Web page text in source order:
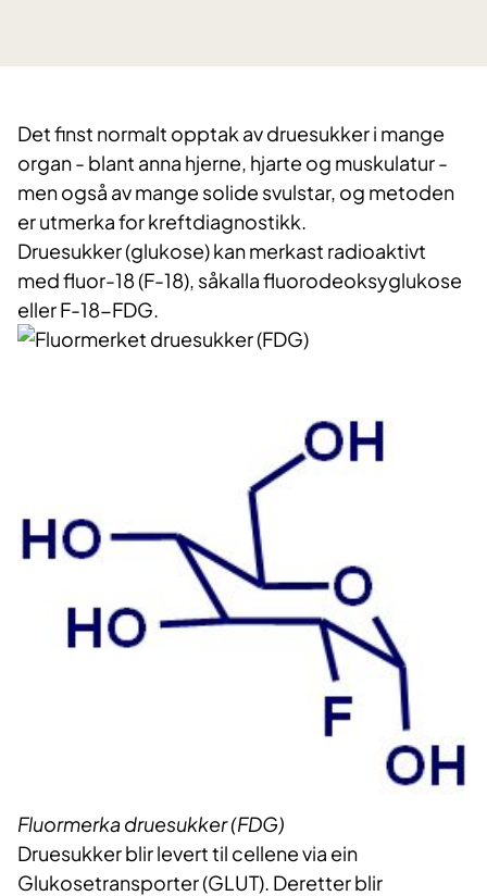
Det finst normalt opptak av druesukker i mange
organ - blant anna hjerne, hjarte og muskulatur -
men også av mange solide svulstar, og metoden
er utmerka for kreftdiagnostikk.
Druesukker (glukose) kan merkast radioaktivt
med fluor-18 (F-18), såkalla fluorodeoksyglukose
eller F-18-FDG.
Fluormerka druesukker (FDG)
Druesukker blir levert til cellene via ein
Glukosetransporter (GLUT). Deretter blir